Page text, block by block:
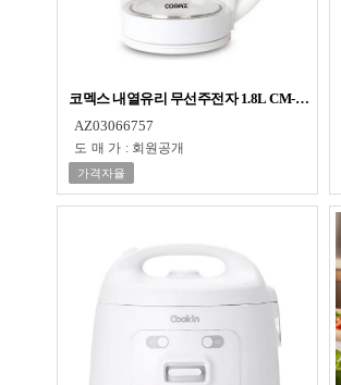
코멕스 내열유리 무선주전자 1.8L CM-G90
AZ03066757
도매가 : 회원공개
가격자율